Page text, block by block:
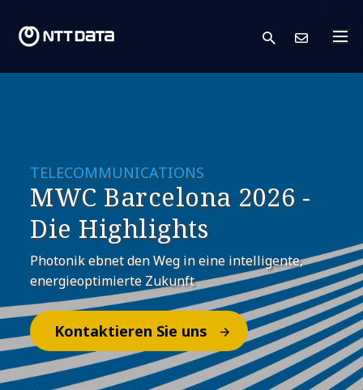
search
TELECOMMUNICATIONS
MWC Barcelona 2026 -
Die Highlights
Photonik ebnet den Weg in eine intelligente,
energieoptimierte Zukunft
Kontaktieren Sie uns